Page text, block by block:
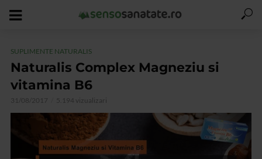
SUPLIMENTE NATURALIS
Naturalis Complex Magneziu si
vitamina B6
31/08/2017 5.194 vizualizari